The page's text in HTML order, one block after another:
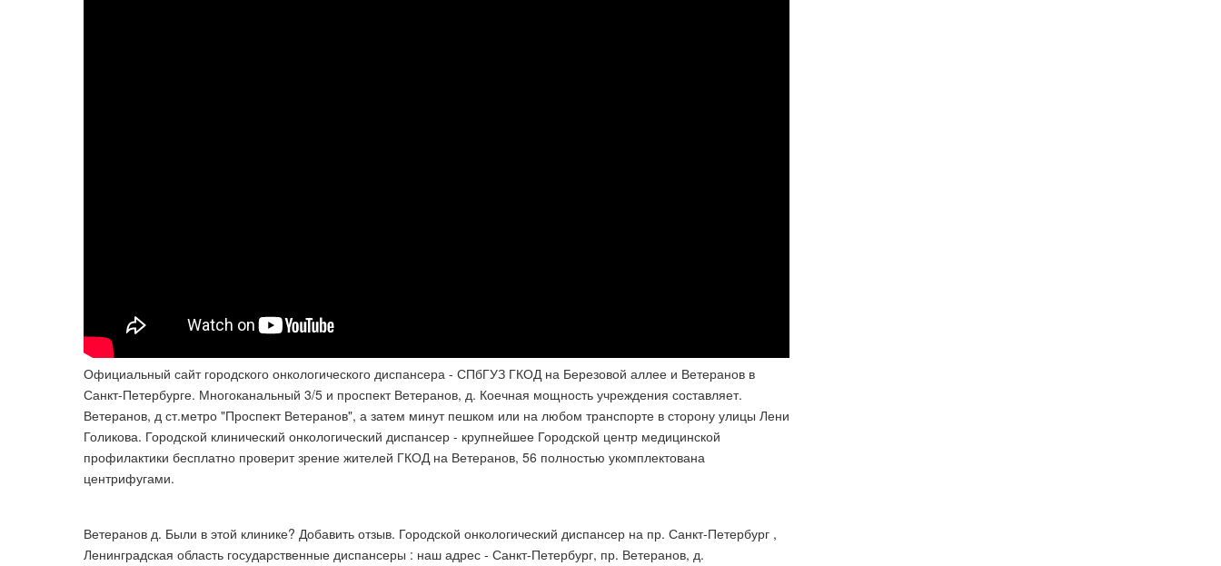
Официальный сайт городского онкологического диспансера - СПбГУЗ ГКОД на Березовой аллее и Ветеранов в
Санкт-Петербурге. Многоканальный 3/​5 и проспект Ветеранов, д. Коечная мощность учреждения составляет.
Ветеранов, д ст.метро "Проспект Ветеранов", а затем минут пешком или на любом транспорте в сторону улицы Лени
Голикова. Городской клинический онкологический диспансер - крупнейшее Городской центр медицинской
профилактики бесплатно проверит зрение жителей ГКОД на Ветеранов, 56 полностью укомплектована
центрифугами​.
Ветеранов д. Были в этой клинике? Добавить отзыв. Городской онкологический диспансер на пр. Санкт-Петербург ,
Ленинградская область государственные диспансеры : наш адрес - Санкт-Петербург, пр. Ветеранов, д.